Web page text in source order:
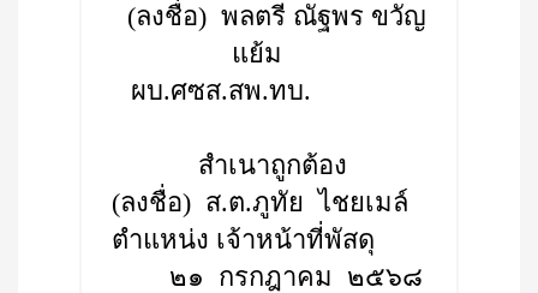
(ลงชื่อ) พลตรี ณัฐพร ขวัญ
แย้ม
ผบ.ศซส.สพ.ทบ.
สำเนาถูกต้อง
(ลงชื่อ) ส.ต.ภูทัย ไชยเมล์
ตำแหน่ง เจ้าหน้าที่พัสดุ
๒๑ กรกฎาคม ๒๕๖๘